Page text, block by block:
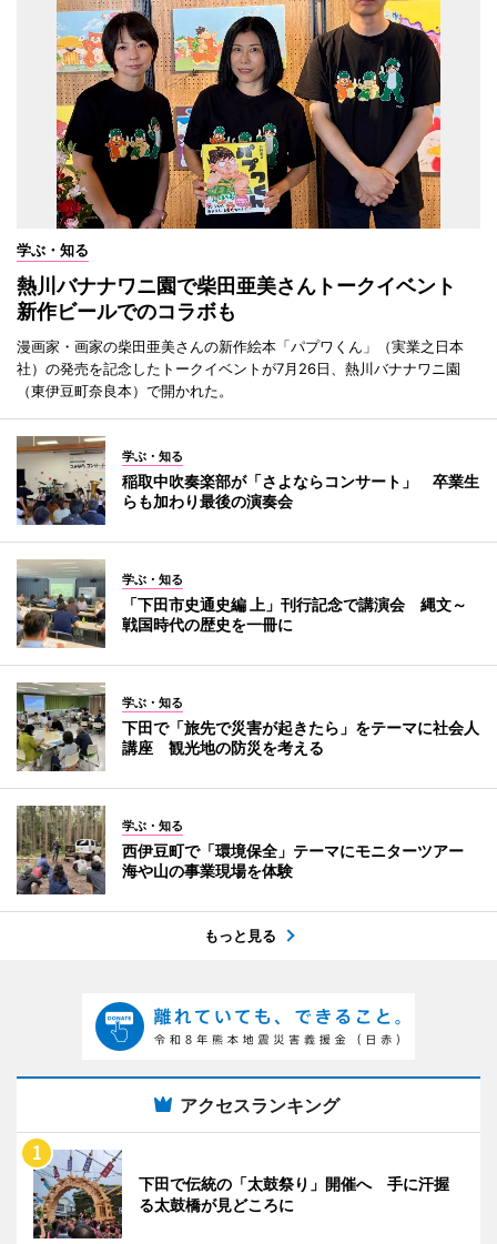
学ぶ・知る
熱川バナナワニ園で柴田亜美さんトークイベント
新作ビールでのコラボも
漫画家・画家の柴田亜美さんの新作絵本「パプワくん」（実業之日本
社）の発売を記念したトークイベントが7月26日、熱川バナナワニ園
（東伊豆町奈良本）で開かれた。
学ぶ・知る
稲取中吹奏楽部が「さよならコンサート」 卒業生
らも加わり最後の演奏会
学ぶ・知る
「下田市史通史編 上」刊行記念で講演会 縄文～
戦国時代の歴史を一冊に
学ぶ・知る
下田で「旅先で災害が起きたら」をテーマに社会人
講座 観光地の防災を考える
学ぶ・知る
西伊豆町で「環境保全」テーマにモニターツアー
海や山の事業現場を体験
もっと見る
アクセスランキング
下田で伝統の「太鼓祭り」開催へ 手に汗握
る太鼓橋が見どころに